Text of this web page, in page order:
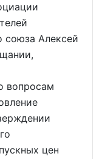
союза Алексей
вопросам
цен